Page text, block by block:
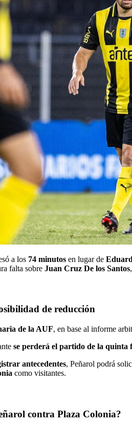
a los 74 minutos en lugar de
falta sobre Juan Cruz De los Santos
de reducción
de la AUF, en base al informe
se perderá el partido de la quinta
antecedentes, Peñarol podrá
como visitantes.
contra Plaza Colonia?